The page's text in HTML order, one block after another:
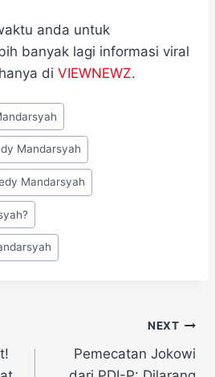
anda untuk
banyak lagi informasi viral
di VIEWNEWZ.
Mandarsyah
Mandarsyah
NEXT
Pemecatan Jokowi